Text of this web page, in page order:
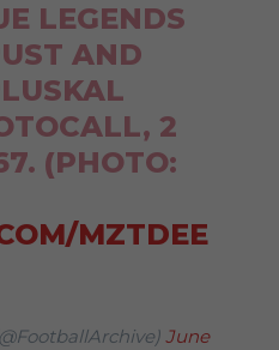
LEGENDS
AND
2
(PHOTO:
MZTDEE
June